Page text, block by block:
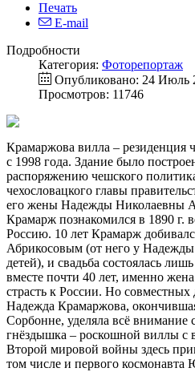
Печать
E-mail
Подробности
Категория: Фоторепортаж
Опубликовано: 24 Июль
Просмотров: 11746
Крамаржова вилла – резиденция
с 1998 года. Здание было
распоряжению чешского
чехословацкого главы
его жены Надежды Николаевны
Крамарж познакомился в 1890 г.
Россию. 10 лет Крамарж
Абрикосовым (от него у
детей), и свадьба состоялась
вместе почти 40 лет, именно
страсть к России. Но
Надежда Крамаржова,
Сорбонне, уделяла всё внимание
гнёздышка – роскошной виллы с
Второй мировой войны здесь
том числе и первого космонавта